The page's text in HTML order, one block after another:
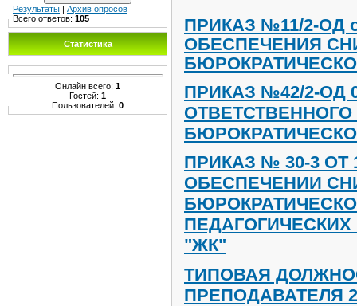
Результаты
Архив опросов
Всего ответов: 105
Статистика
Онлайн всего: 1
Гостей: 1
Пользователей: 0
ПРИКАЗ №11/2-ОД
ОБЕСПЕЧЕНИЯ
ПРИКАЗ №42/2-ОД
ПРИКАЗ № 30-3 ОТ
ОБЕСПЕЧЕНИИ
"ЖК"
ТИПОВАЯ
ПРЕПОДАВАТЕЛЯ